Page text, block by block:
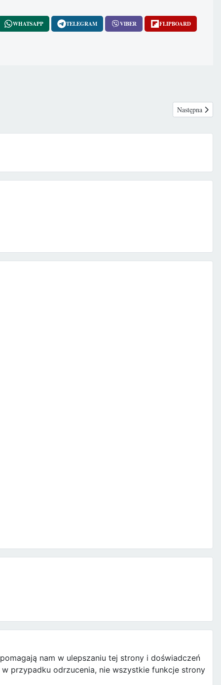
WHATSAPP TELEGRAM VIBER FLIPBOARD
Następna
Następna
nam w ulepszaniu tej strony i doświadczeń
przypadku odrzucenia, nie wszystkie funkcje strony